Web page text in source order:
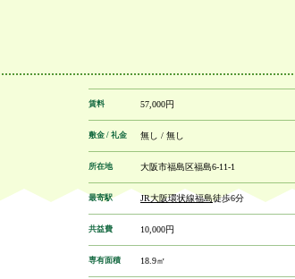
賃料 57,000円
敷金 / 礼金 無し / 無し
所在地 大阪市福島区福島6-11-1
最寄駅 JR大阪環状線福島徒歩6分
共益費 10,000円
専有面積 18.9㎡